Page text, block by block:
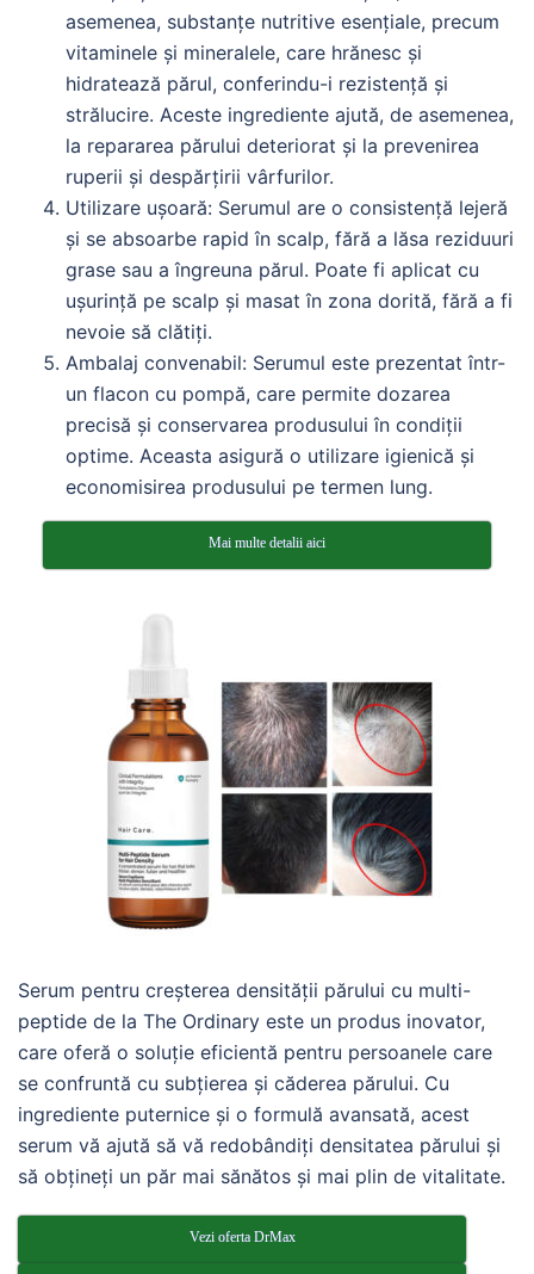
asemenea, substanțe nutritive esențiale, precum
vitaminele și mineralele, care hrănesc și
hidratează părul, conferindu-i rezistență și
strălucire. Aceste ingrediente ajută, de asemenea,
la repararea părului deteriorat și la prevenirea
ruperii și despărțirii vârfurilor.
Utilizare ușoară: Serumul are o consistență lejeră
și se absoarbe rapid în scalp, fără a lăsa reziduuri
grase sau a îngreuna părul. Poate fi aplicat cu
ușurință pe scalp și masat în zona dorită, fără a fi
nevoie să clătiți.
Ambalaj convenabil: Serumul este prezentat într-
un flacon cu pompă, care permite dozarea
precisă și conservarea produsului în condiții
optime. Aceasta asigură o utilizare igienică și
economisirea produsului pe termen lung.
Mai multe detalii aici
Serum pentru creșterea densității părului cu multi-
peptide de la The Ordinary este un produs inovator,
care oferă o soluție eficientă pentru persoanele care
se confruntă cu subțierea și căderea părului. Cu
ingrediente puternice și o formulă avansată, acest
serum vă ajută să vă redobândiți densitatea părului și
să obțineți un păr mai sănătos și mai plin de vitalitate.
Vezi oferta DrMax